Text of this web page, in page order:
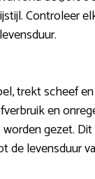
Controleer
trekt scheef
en
gezet.
levensduur